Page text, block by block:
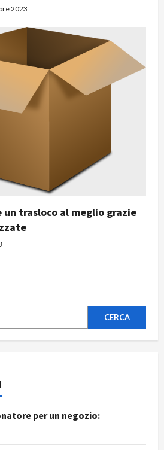
2023
un trasloco al meglio grazie
CERCA
per un negozio: